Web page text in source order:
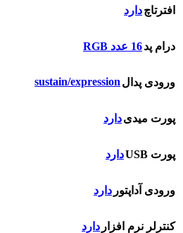
افترتاچدارد
درام پد16 عدد RGB
ورودی پدالsustain/expression
پورت میدیدارد
پورت USB دارد
ورودی آداپتور دارد
کنترلر نرم افزار دارد